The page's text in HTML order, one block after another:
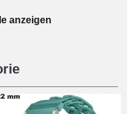
für Anfänger
anzeigen